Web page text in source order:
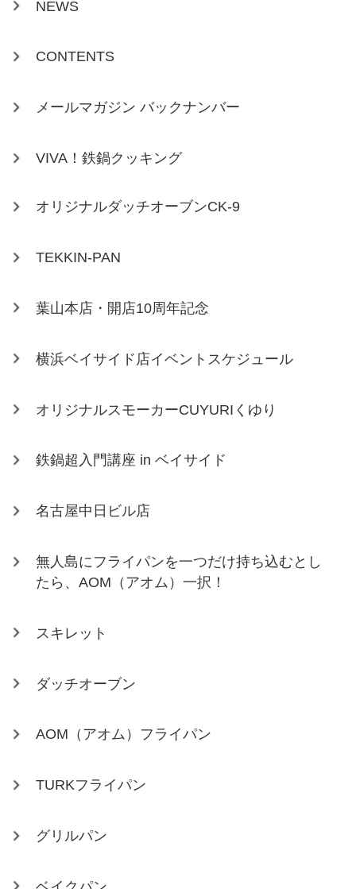
NEWS
CONTENTS
メールマガジン バックナンバー
VIVA！鉄鍋クッキング
オリジナルダッチオーブンCK-9
TEKKIN-PAN
葉山本店・開店10周年記念
横浜ベイサイド店イベントスケジュール
オリジナルスモーカーCUYURIくゆり
鉄鍋超入門講座 in ベイサイド
名古屋中日ビル店
無人島にフライパンを一つだけ持ち込むとし
たら、AOM（アオム）一択！
スキレット
ダッチオーブン
AOM（アオム）フライパン
TURKフライパン
グリルパン